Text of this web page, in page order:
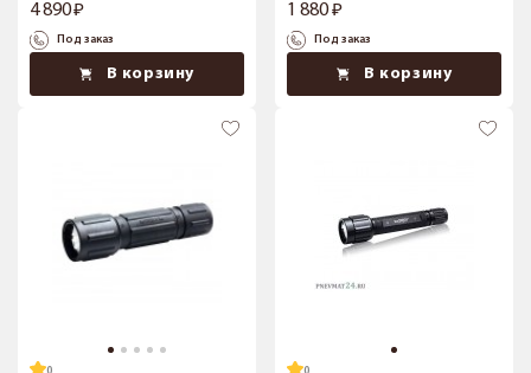
4 890
Под заказ
В корзину
1 880
Под заказ
В корзину